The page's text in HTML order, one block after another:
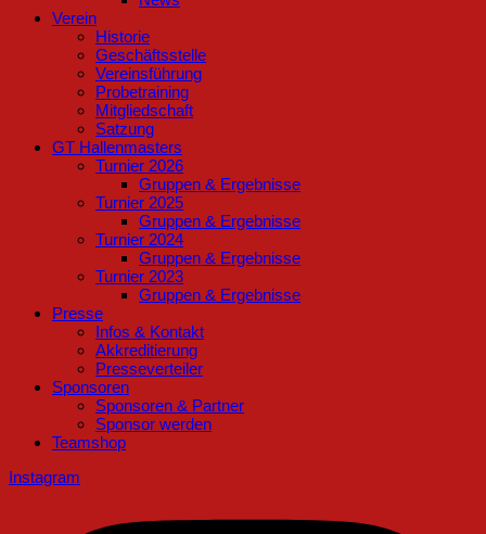
Verein
Historie
Geschäftsstelle
Vereinsführung
Probetraining
Mitgliedschaft
Satzung
GT Hallenmasters
Turnier 2026
Gruppen & Ergebnisse
Turnier 2025
Gruppen & Ergebnisse
Turnier 2024
Gruppen & Ergebnisse
Turnier 2023
Gruppen & Ergebnisse
Presse
Infos & Kontakt
Akkreditierung
Presseverteiler
Sponsoren
Sponsoren & Partner
Sponsor werden
Teamshop
Instagram